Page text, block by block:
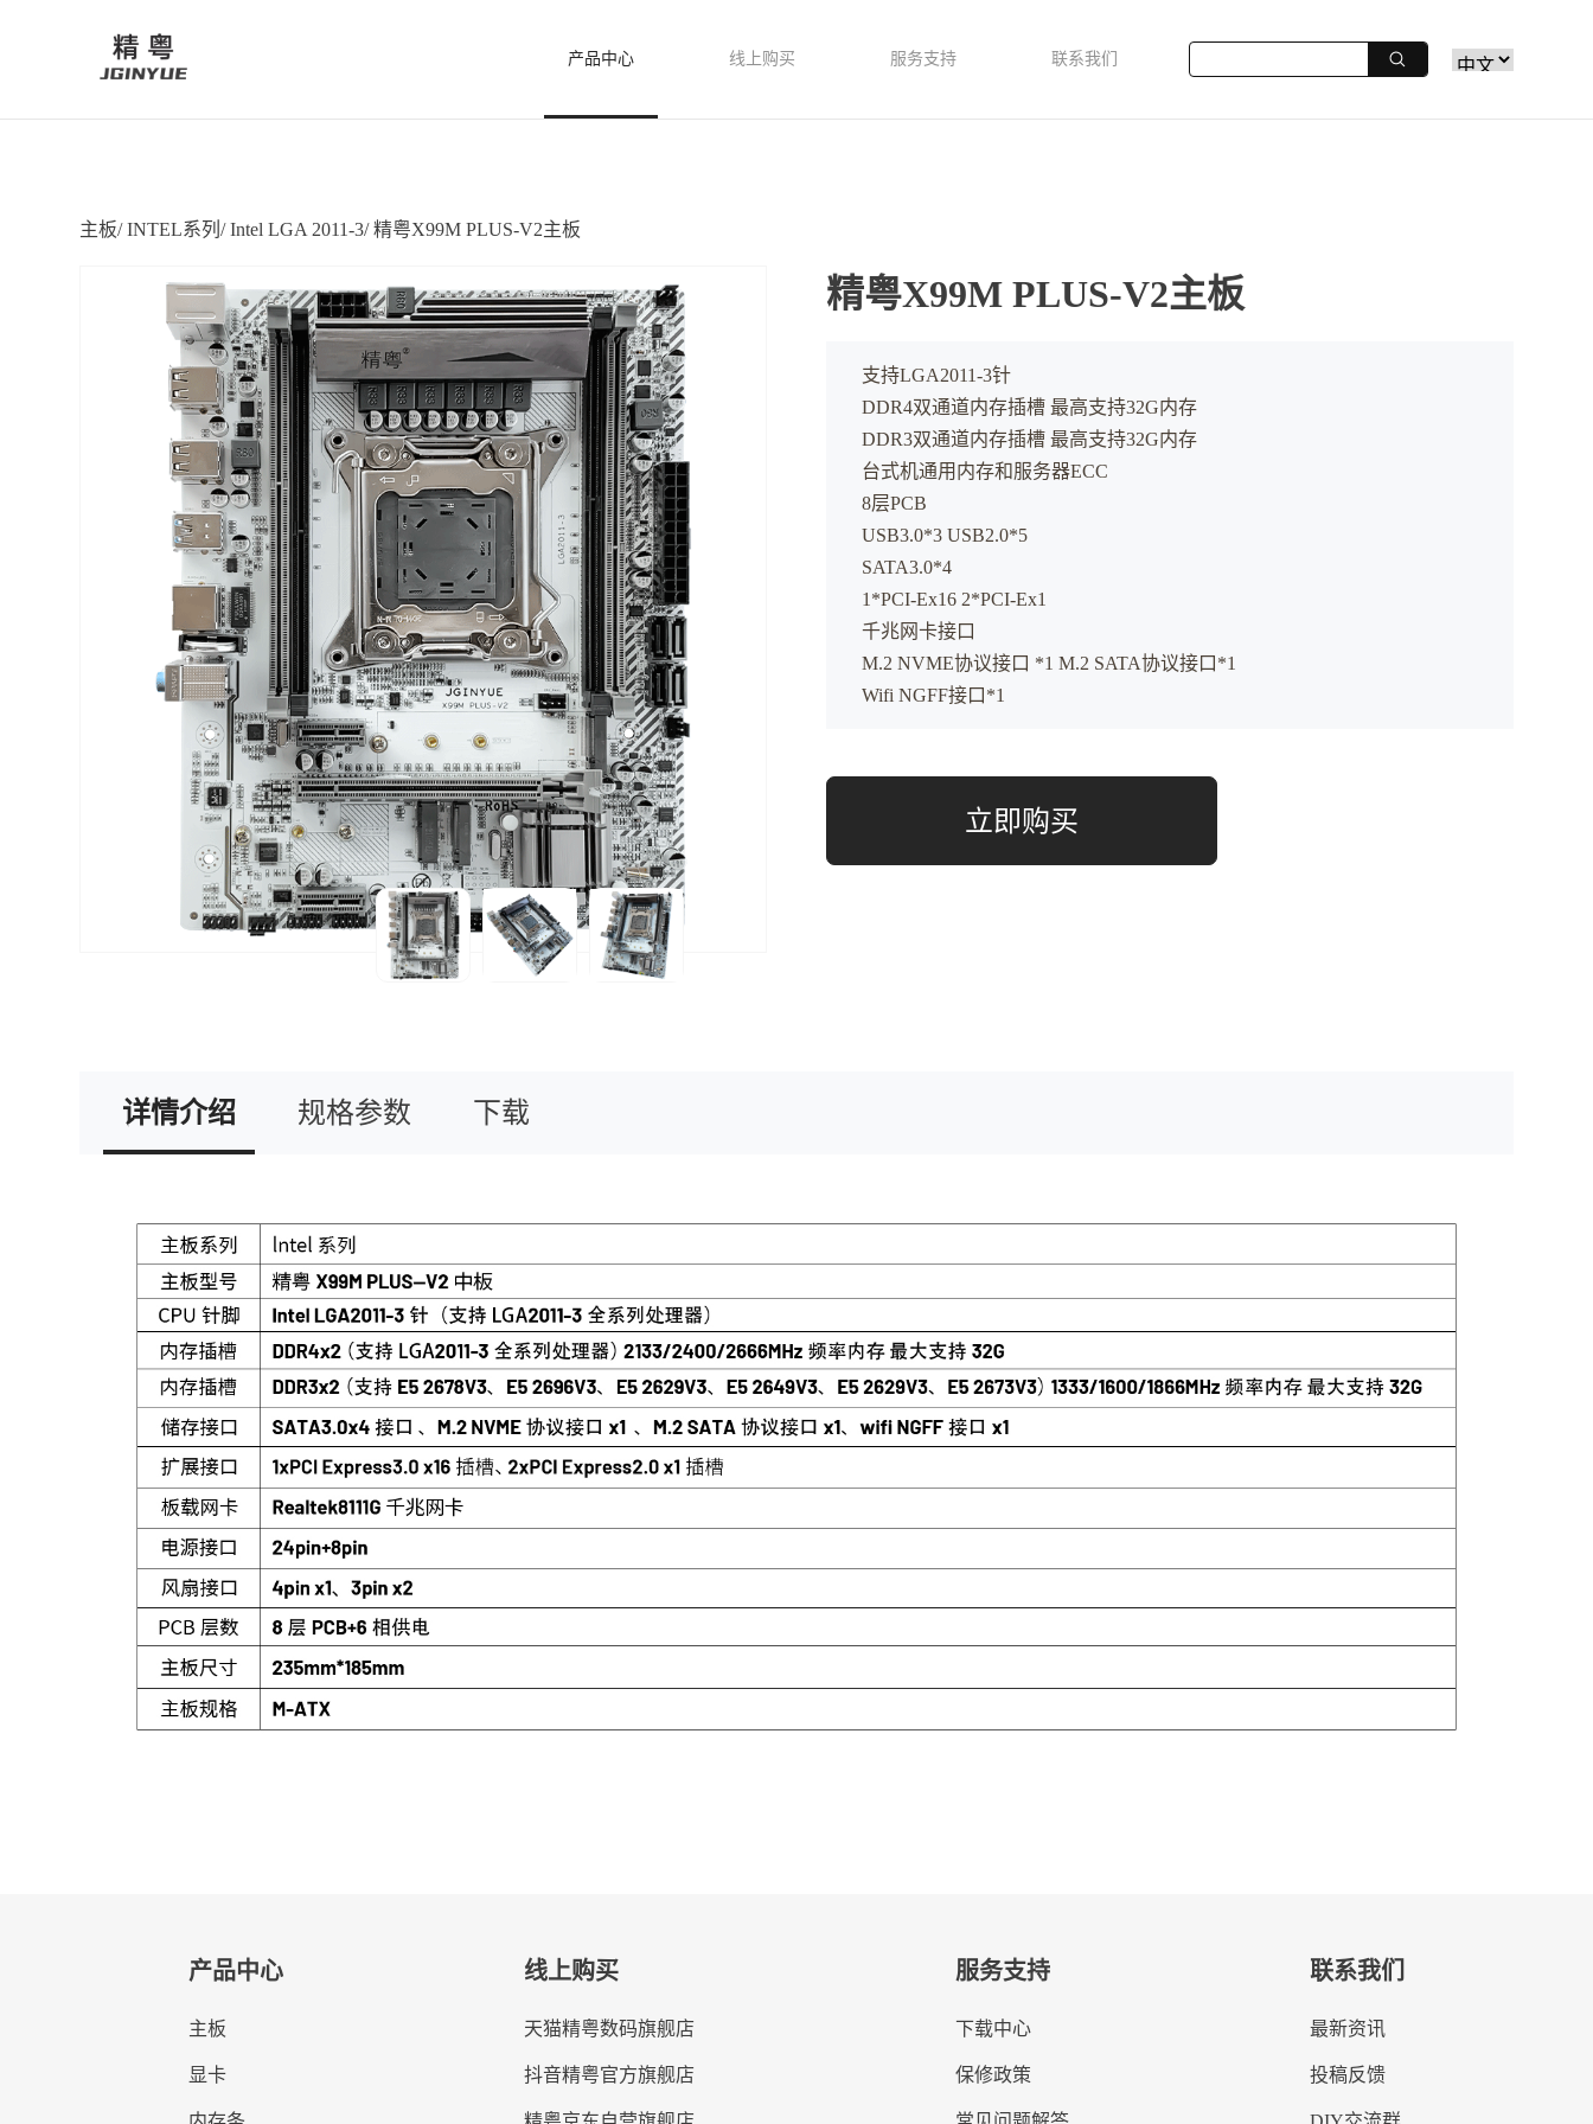
产品中心 线上购买 服务支持 联系我们
主板/INTEL系列/Intel LGA 2011-3/精粤X99M PLUS-V2主板
精粤X99M PLUS-V2主板
支持LGA2011-3针
DDR4双通道内存插槽 最高支持32G内存
DDR3双通道内存插槽 最高支持32G内存
台式机通用内存和服务器ECC
8层PCB
USB3.0*3 USB2.0*5
SATA3.0*4
1*PCI-Ex16 2*PCI-Ex1
千兆网卡接口
M.2 NVME协议接口 *1 M.2 SATA协议接口*1
Wifi NGFF接口*1
立即购买
详情介绍 规格参数 下载
产品中心
主板
显卡
线上购买
天猫精粤数码旗舰店
抖音精粤官方旗舰店
服务支持
下载中心
保修政策
联系我们
最新资讯
投稿反馈